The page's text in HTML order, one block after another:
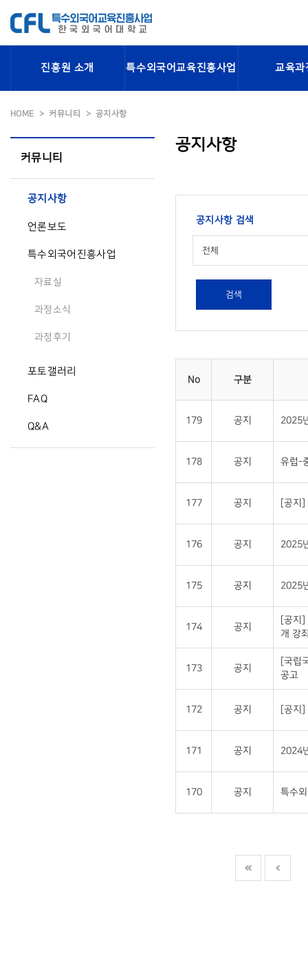
진흥원 소개 특수외국어교육진흥사업 교육과
HOME 커뮤니티 공지사항
커뮤니티
공지사항
언론보도
특수외국어진흥사업
자료실
과정소식
과정후기
포토갤러리
FAQ
Q&A
공지사항
공지사항 검색
전체
검색
No 구분
179 공지 2025
178 공지 유럽-
177 공지 [공지]
176 공지 2025
175 공지 2025
174 공지
[공지]
개 강
173 공지
[국립
공고
172 공지 [공지]
171 공지 2024
170 공지 특수